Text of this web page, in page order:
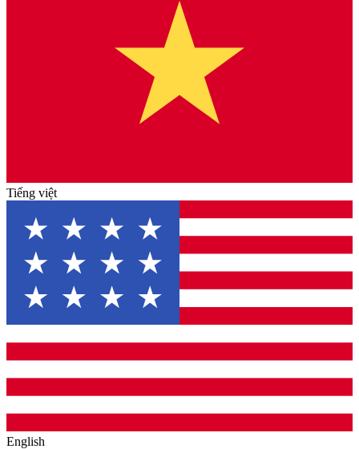
Tiếng việt
English